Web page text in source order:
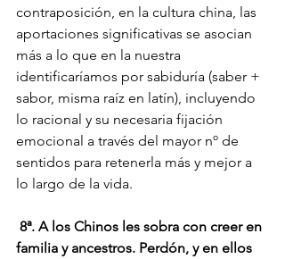
contraposición, en la cultura china, las
aportaciones significativas se asocian
más a lo que en la nuestra
identificaríamos por sabiduría (saber +
sabor, misma raíz en latín), incluyendo
lo racional y su necesaria fijación
emocional a través del mayor nº de
sentidos para retenerla más y mejor a
lo largo de la vida.
8ª. A los Chinos les sobra con creer en
familia y ancestros. Perdón, y en ellos